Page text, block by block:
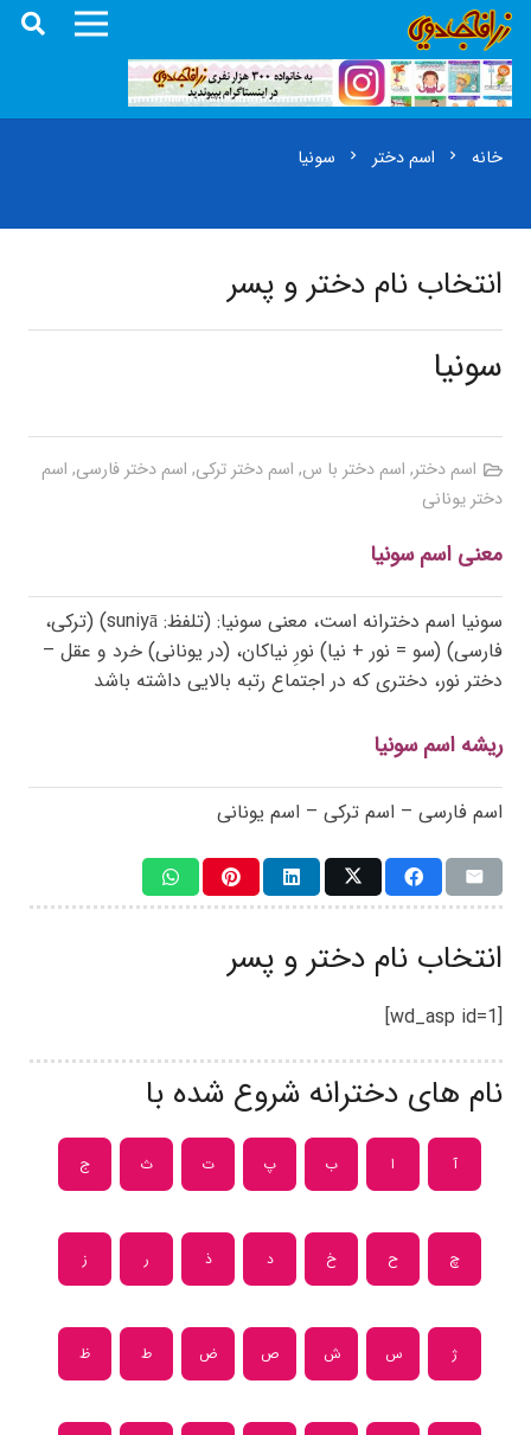
خانه chevron_right اسم دختر chevron_right سونیا
انتخاب نام دختر و پسر
سونیا
اسم دختر, اسم دختر با س, اسم دختر ترکی, اسم دختر فارسی, اسم
دختر یونانی
معنی اسم سونیا
سونیا اسم دخترانه است، معنی سونیا: (تلفظ: suniyā) (ترکی،
فارسی) (سو = نور + نیا) نورِ نیاکان، (در یونانی) خرد و عقل –
دختر نور، دختری که در اجتماع رتبه بالایی داشته باشد
ریشه اسم سونیا
اسم فارسی – اسم ترکی – اسم یونانی
انتخاب نام دختر و پسر
[wd_asp id=1]
نام های دخترانه شروع شده با
آ ا ب پ ت ث ج
چ ح خ د ذ ر ز
ژ س ش ص ض ط ظ